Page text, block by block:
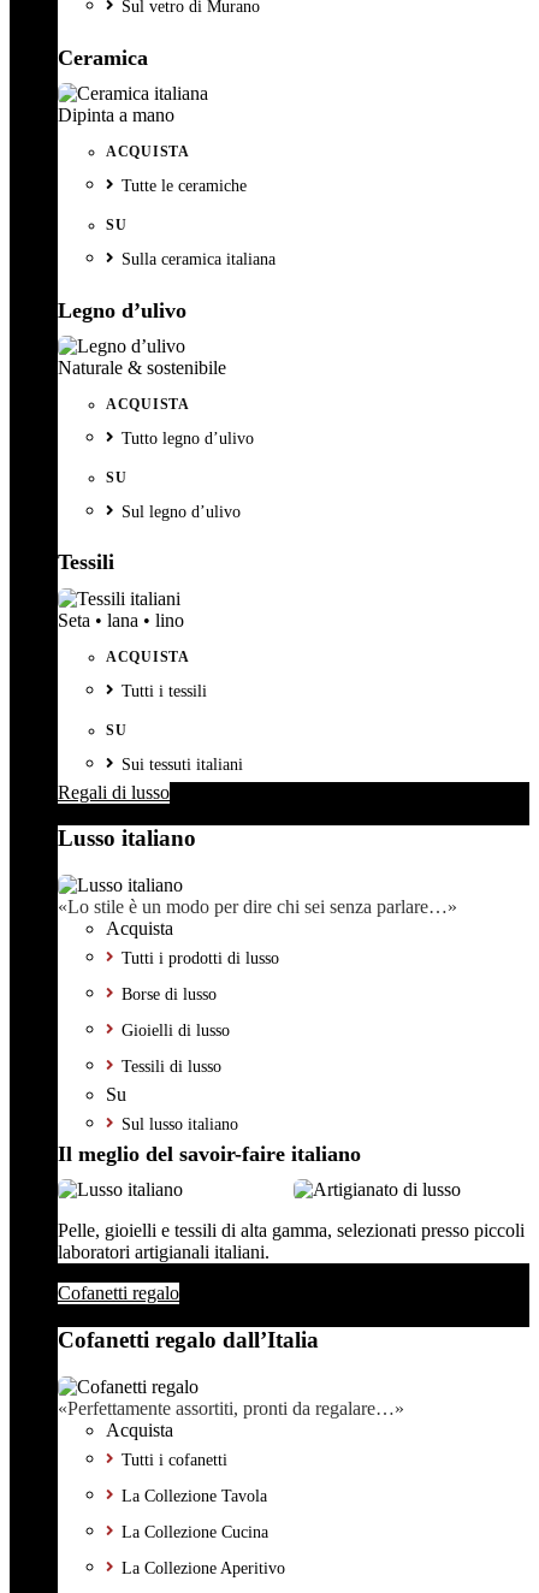
Sul vetro di Murano
Ceramica
Dipinta a mano
ACQUISTA
Tutte le ceramiche
SU
Sulla ceramica italiana
Legno d’ulivo
Naturale & sostenibile
ACQUISTA
Tutto legno d’ulivo
SU
Sul legno d’ulivo
Tessili
Seta • lana • lino
ACQUISTA
Tutti i tessili
SU
Sui tessuti italiani
Regali di lusso
Lusso italiano
«Lo stile è un modo per dire chi sei senza parlare…»
Acquista
Tutti i prodotti di lusso
Borse di lusso
Gioielli di lusso
Tessili di lusso
Su
Sul lusso italiano
Il meglio del savoir-faire italiano
Pelle, gioielli e tessili di alta gamma, selezionati presso piccoli
laboratori artigianali italiani.
Cofanetti regalo
Cofanetti regalo dall’Italia
«Perfettamente assortiti, pronti da regalare…»
Acquista
Tutti i cofanetti
La Collezione Tavola
La Collezione Cucina
La Collezione Aperitivo